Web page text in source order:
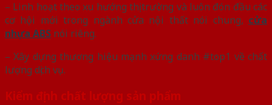
– Linh hoạt theo xu hướng thị trường và luôn đón đầu các
cơ hội mới trong ngành cửa nội thất nói chung, cửa
nhựa ABS nói riêng.
– Xây dựng thương hiệu mạnh xứng danh #top1 về chất
lượng dịch vụ.
Kiểm định chất lượng sản phẩm